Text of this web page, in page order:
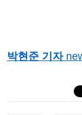
박현준 기자